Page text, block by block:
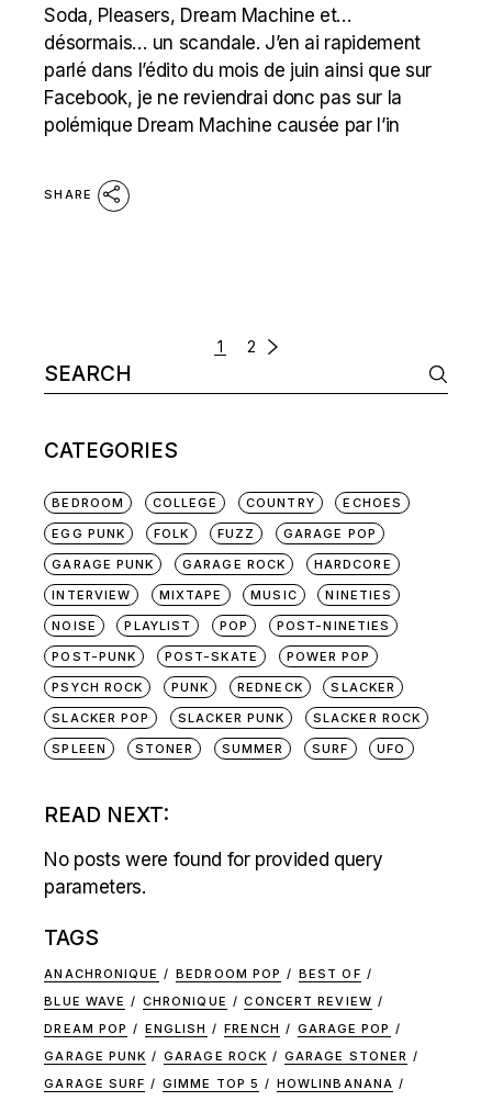
Soda, Pleasers, Dream Machine et…
désormais… un scandale. J’en ai rapidement
parlé dans l’édito du mois de juin ainsi que sur
Facebook, je ne reviendrai donc pas sur la
polémique Dream Machine causée par l’in
SHARE
NAVIGATION
1 2
Search
for:
CATEGORIES
BEDROOM COLLEGE COUNTRY
ECHOES
EGG PUNK
FOLK FUZZ
GARAGE POP
GARAGE PUNK
GARAGE ROCK
HARDCORE
INTERVIEW
MIXTAPE MUSIC
NINETIES
NOISE
PLAYLIST POP
POST-NINETIES
POST-PUNK
POST-SKATE
POWER POP
PSYCH ROCK
PUNK REDNECK
SLACKER
SLACKER POP
SLACKER PUNK
SLACKER ROCK
SPLEEN
STONER SUMMER SURF UFO
READ NEXT:
No posts were found for provided query
parameters.
TAGS
ANACHRONIQUE BEDROOM POP
BEST OF
BLUE WAVE
CHRONIQUE
CONCERT REVIEW
DREAM POP
ENGLISH FRENCH
GARAGE POP
GARAGE PUNK
GARAGE ROCK
GARAGE STONER
GARAGE SURF
GIMME TOP 5 HOWLINBANANA